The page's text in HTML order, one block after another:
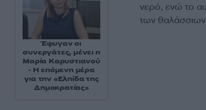
νερό, ενώ το
των
Έφυγαν οι
συνεργάτες, μένει η
Μαρία Καρυστιανού
- Η επόμενη μέρα
για την «Ελπίδα της
Δημοκρατίας»